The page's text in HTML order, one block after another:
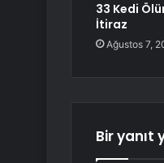
33 Kedi
İtiraz
Ağustos 7,
Bir yanıt